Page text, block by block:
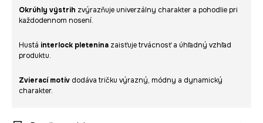
Okrúhly výstrih zvýrazňuje univerzálny charakter a pohodlie pri
každodennom nosení.
Hustá interlock pletenina zaisťuje trvácnosť a úhľadný vzhľad
produktu.
Zvierací motív dodáva tričku výrazný, módny a dynamický
charakter.